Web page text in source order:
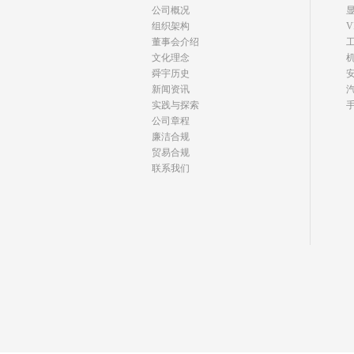
公司概况
组织架构
董事会介绍
文化理念
舜宇历史
新闻资讯
实践与探索
公司章程
廉洁合规
贸易合规
联系我们